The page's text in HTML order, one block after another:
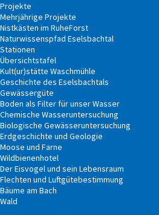
Projekte
Mehr­jähri­ge Pro­jekte
Nist­käs­ten im Ruhe­Forst
Natur­wissens­pfad Esels­bachtal
Stationen
Übersichtstafel
Kult(ur)stätte Waschmühle
Geschichte des Eselsbachtals
Gewässergüte
Boden als Filter für unser Wasser
Chemische Wasseruntersuchung
Biologische Gewässeruntersuchung
Erdgeschichte und Geologie
Moose und Farne
Wildbienenhotel
Der Eisvogel und sein Lebensraum
Flechten und Luftgütebestimmung
Bäume am Bach
Wald